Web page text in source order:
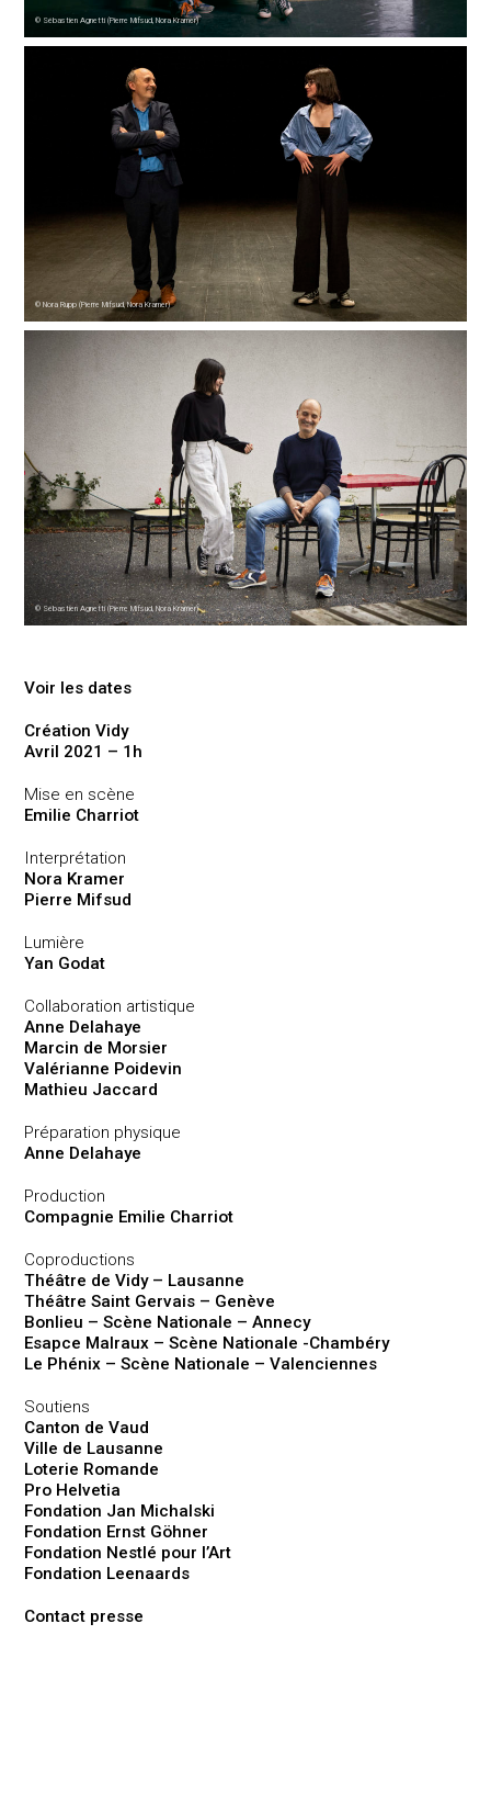
© Sébastien Agnetti (Pierre Mifsud, Nora Kramer)
© Nora Rupp (Pierre Mifsud, Nora Kramer)
© Sébastien Agnetti (Pierre Mifsud, Nora Kramer)
Voir les dates
Création Vidy
Avril 2021 – 1h
Mise en scène
Emilie Charriot
Interprétation
Nora Kramer
Pierre Mifsud
Lumière
Yan Godat
Collaboration artistique
Anne Delahaye
Marcin de Morsier
Valérianne Poidevin
Mathieu Jaccard
Préparation physique
Anne Delahaye
Production
Compagnie Emilie Charriot
Coproductions
Théâtre de Vidy – Lausanne
Théâtre Saint Gervais – Genève
Bonlieu – Scène Nationale – Annecy
Esapce Malraux – Scène Nationale -Chambéry
Le Phénix – Scène Nationale – Valenciennes
Soutiens
Canton de Vaud
Ville de Lausanne
Loterie Romande
Pro Helvetia
Fondation Jan Michalski
Fondation Ernst Göhner
Fondation Nestlé pour l’Art
Fondation Leenaards
Contact presse